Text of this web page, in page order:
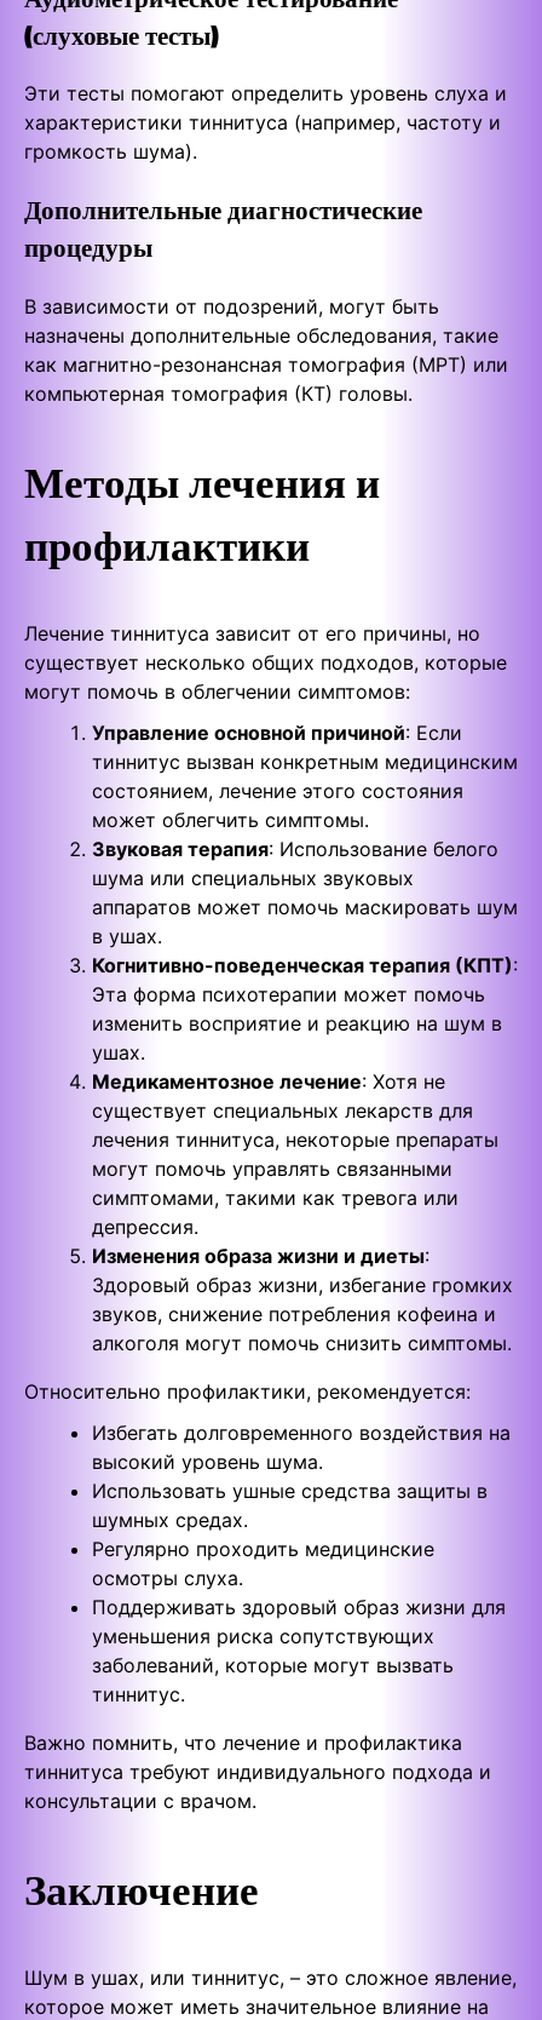
(слуховые тесты)
Эти тесты помогают определить уровень слуха и
характеристики тиннитуса (например, частоту и
громкость шума).
Дополнительные диагностические
процедуры
В зависимости от подозрений, могут быть
назначены дополнительные обследования, такие
как магнитно-резонансная томография (МРТ) или
компьютерная томография (КТ) головы.
Методы лечения и
профилактики
Лечение тиннитуса зависит от его причины, но
существует несколько общих подходов, которые
могут помочь в облегчении симптомов:
Управление основной причиной: Если
тиннитус вызван конкретным медицинским
состоянием, лечение этого состояния
может облегчить симптомы.
Звуковая терапия: Использование белого
шума или специальных звуковых
аппаратов может помочь маскировать шум
в ушах.
Когнитивно-поведенческая терапия (КПТ):
Эта форма психотерапии может помочь
изменить восприятие и реакцию на шум в
ушах.
Медикаментозное лечение: Хотя не
существует специальных лекарств для
лечения тиннитуса, некоторые препараты
могут помочь управлять связанными
симптомами, такими как тревога или
депрессия.
Изменения образа жизни и диеты:
Здоровый образ жизни, избегание громких
звуков, снижение потребления кофеина и
алкоголя могут помочь снизить симптомы.
Относительно профилактики, рекомендуется:
Избегать долговременного воздействия на
высокий уровень шума.
Использовать ушные средства защиты в
шумных средах.
Регулярно проходить медицинские
осмотры слуха.
Поддерживать здоровый образ жизни для
уменьшения риска сопутствующих
заболеваний, которые могут вызвать
тиннитус.
Важно помнить, что лечение и профилактика
тиннитуса требуют индивидуального подхода и
консультации с врачом.
Заключение
Шум в ушах, или тиннитус, – это сложное явление,
которое может иметь значительное влияние на